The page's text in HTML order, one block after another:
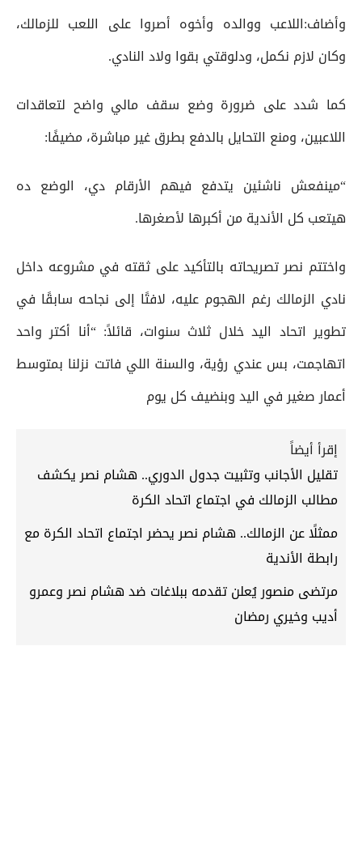
وأضاف:اللاعب ووالده وأخوه أصروا على اللعب للزمالك،
وكان لازم نكمل، ودلوقتي بقوا ولاد النادي.
كما شدد على ضرورة وضع سقف مالي واضح لتعاقدات
اللاعبين، ومنع التحايل بالدفع بطرق غير مباشرة، مضيفًا:
“مينفعش ناشئين يتدفع فيهم الأرقام دي، الوضع ده
هيتعب كل الأندية من أكبرها لأصغرها.
واختتم نصر تصريحاته بالتأكيد على ثقته في مشروعه داخل
نادي الزمالك رغم الهجوم عليه، لافتًا إلى نجاحه سابقًا في
تطوير اتحاد اليد خلال ثلاث سنوات، قائلاً: “أنا أكتر واحد
اتهاجمت، بس عندي رؤية، والسنة اللي فاتت نزلنا بمتوسط
أعمار صغير في اليد وبنضيف كل يوم
إقرأ أيضاً
تقليل الأجانب وتثبيت جدول الدوري.. هشام نصر يكشف
مطالب الزمالك في اجتماع اتحاد الكرة
ممثلًا عن الزمالك.. هشام نصر يحضر اجتماع اتحاد الكرة مع
رابطة الأندية
مرتضى منصور يُعلن تقدمه ببلاغات ضد هشام نصر وعمرو
أديب وخيري رمضان